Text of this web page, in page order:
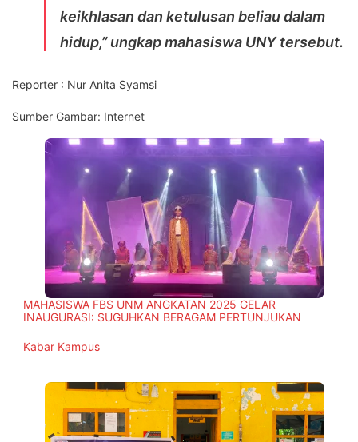
keikhlasan dan ketulusan beliau dalam
hidup,” ungkap mahasiswa UNY tersebut.
Reporter : Nur Anita Syamsi
Sumber Gambar: Internet
MAHASISWA FBS UNM ANGKATAN 2025 GELAR
INAUGURASI: SUGUHKAN BERAGAM PERTUNJUKAN
In relation to
Kabar Kampus